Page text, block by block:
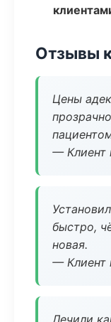
Отзывы
Цены
— Клиент
быстро,
новая.
— Клиент
Лечили